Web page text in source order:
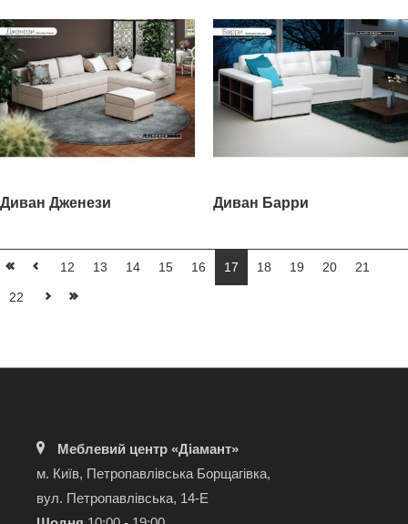
Диван Дженези Диван Барри
12 13 14 15 16 17 18 19 20 21
22
Меблевий центр «Діамант»
м. Київ, Петропавлівська Борщагівка,
вул. Петропавлівська, 14-Е